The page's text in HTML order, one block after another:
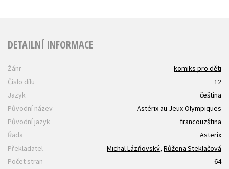
DETAILNÍ INFORMACE
Žánr
komiks pro děti
Číslo dílu
12
Jazyk
čeština
Původní název
Astérix au Jeux Olympiques
Původní jazyk
francouzština
Řada
Asterix
Překladatel
Michal Lázňovský, Růžena Steklačová
Počet stran
64